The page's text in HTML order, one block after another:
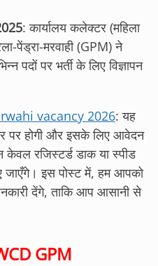
: कार्यालय कलेक्टर (महिला
पेंड्रा-मरवाही (GPM) ने
पदों पर भर्ती के लिए विज्ञापन
vacancy 2026: यह
पर होगी और इसके लिए आवेदन
रजिस्टर्ड डाक या स्पीड
जाएँगे। इस पोस्ट में, हम आपको
देंगे, ताकि आप आसानी से
GPM